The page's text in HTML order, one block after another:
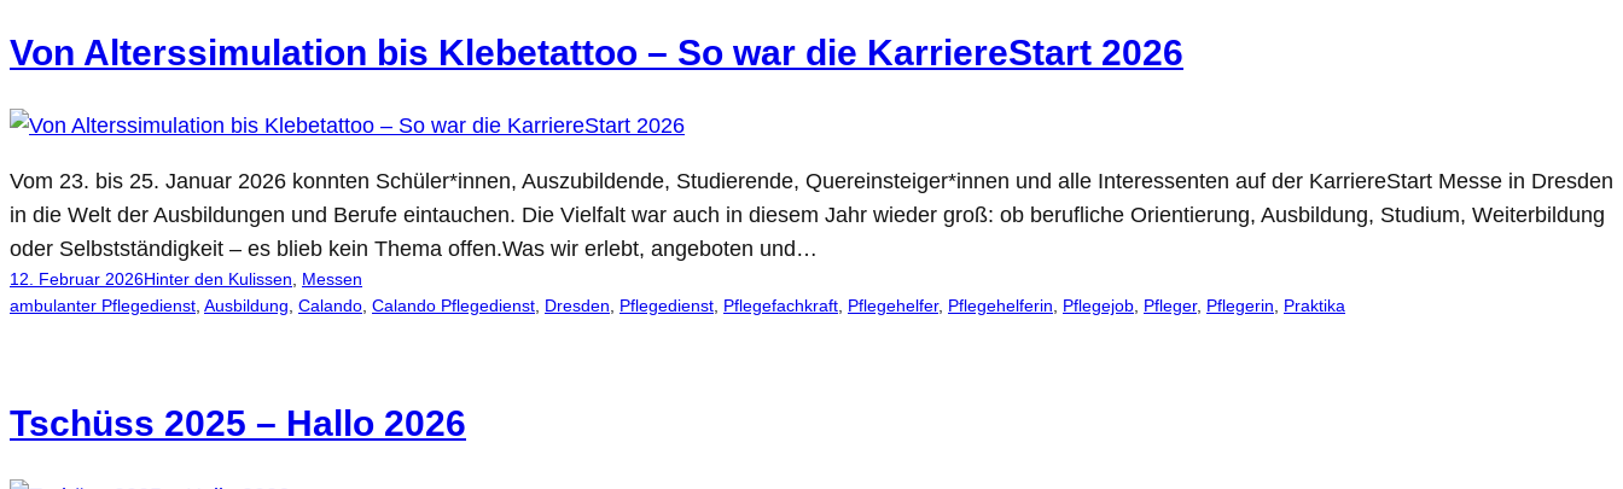
Von Alterssimulation bis Klebetattoo – So war die KarriereStart 2026
Vom 23. bis 25. Januar 2026 konnten Schüler*innen, Auszubildende, Studierende, Quereinsteiger*innen und alle Interessenten auf der KarriereStart Messe in Dresden
in die Welt der Ausbildungen und Berufe eintauchen. Die Vielfalt war auch in diesem Jahr wieder groß: ob berufliche Orientierung, Ausbildung, Studium, Weiterbildung
oder Selbstständigkeit – es blieb kein Thema offen.Was wir erlebt, angeboten und…
12. Februar 2026Hinter den Kulissen
Messen
ambulanter Pflegedienst Ausbildung Calando Calando Pflegedienst Dresden Pflegedienst Pflegefachkraft Pflegehelfer, Pflegehelferin Pflegejob Pfleger, Pflegerin Praktika
Tschüss 2025 – Hallo 2026